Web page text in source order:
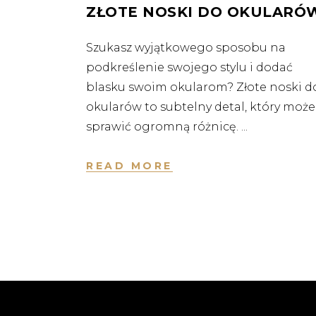
ZŁOTE NOSKI DO
Szukasz wyjątkowego sposobu na
podkreślenie swojego stylu i dodać
blasku swoim okularom? Złote noski
okularów to subtelny detal, który może
sprawić ogromną różnicę.
READ MORE